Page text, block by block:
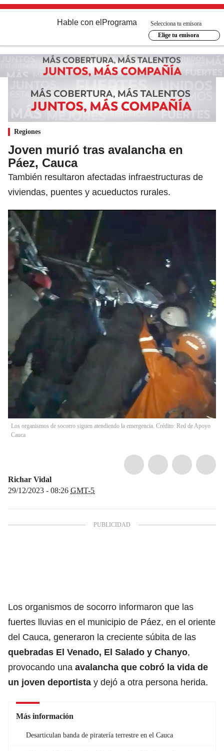
Hable con el Programa
Selecciona tu emisora
Elige tu emisora
Regiones
Joven murió tras avalancha en
Páez, Cauca
También resultaron afectadas infraestructuras de
viviendas, puentes y acueductos rurales.
Los organismos de socorro siguen atendiendo la emergencia. Crédito: Red de Apoyo
Cauca
Richar Vidal
29/12/2023 - 08:26 GMT-5
Los organismos de socorro informaron que las
fuertes lluvias en el municipio de Páez, en el oriente
del Cauca, generaron la creciente súbita de las
quebradas El Venado, El Salado y Chanyo,
provocando una avalancha que cobró la vida de
un joven deportista y dejó a otra persona herida.
Más información
Desarticulan banda de piratería terrestre en el Cauca